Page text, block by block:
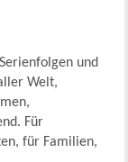
und
Welt,
Für
für Familien,